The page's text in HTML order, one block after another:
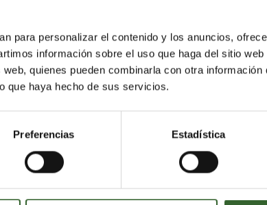
para personalizar el contenido y los anuncios,
información sobre el uso que haga del sitio
quienes pueden combinarla con otra información
que haya hecho de sus servicios.
Preferencias Estadística
Quimicos, RCD,
Vidrio, Metales
Guipúzcoa Cantabria
de depósitos,
Limpiezas
transporte y gestión de